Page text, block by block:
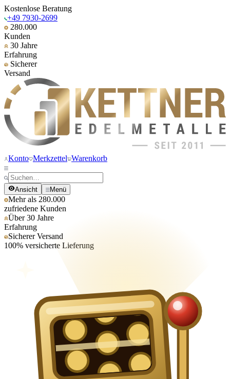
Kostenlose Beratung
+49 7930-2699
280.000
Kunden
30 Jahre
Erfahrung
Sicherer
Versand
Konto Merkzettel Warenkorb
Ansicht Menü
Mehr als 280.000
zufriedene Kunden
Über 30 Jahre
Erfahrung
Sicherer Versand
100% versicherte Lieferung